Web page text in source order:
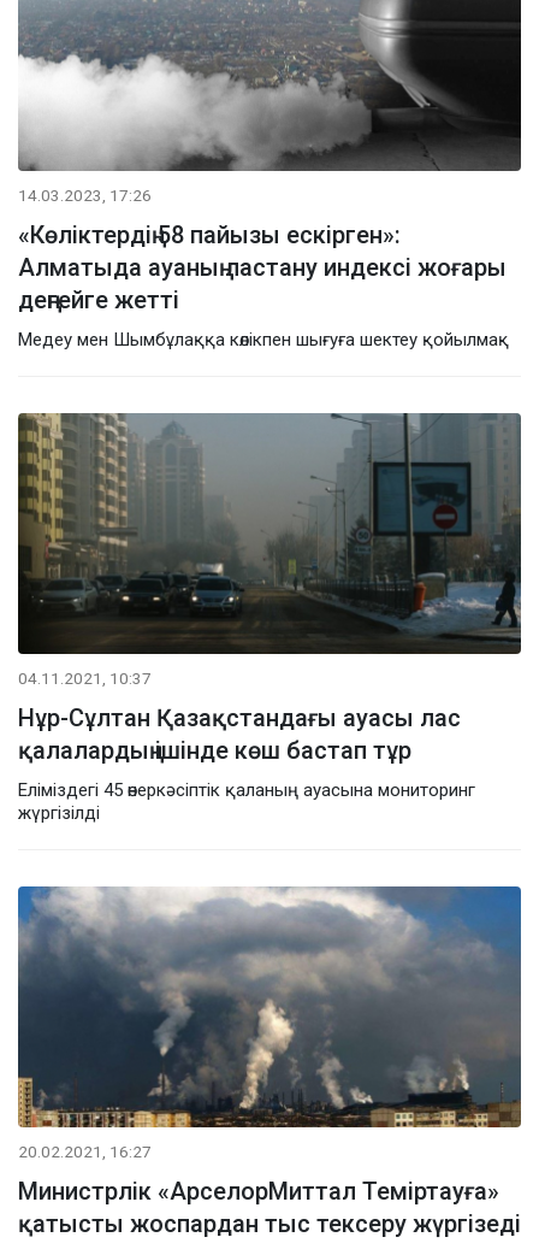
14.03.2023, 17:26
«Көліктердің 58 пайызы ескірген»:
Алматыда ауаның ластану индексі жоғары
деңгейге жетті
Медеу мен Шымбұлаққа көлікпен шығуға шектеу қойылмақ
04.11.2021, 10:37
Нұр-Сұлтан Қазақстандағы ауасы лас
қалалардың ішінде көш бастап тұр
Еліміздегі 45 өнеркәсіптік қаланың ауасына мониторинг
жүргізілді
20.02.2021, 16:27
Министрлік «АрселорМиттал Теміртауға»
қатысты жоспардан тыс тексеру жүргізеді